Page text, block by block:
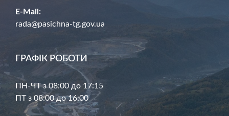
E-Mail:
rada@pasichna-tg.gov.ua
ГРАФІК РОБОТИ
ПН-ЧТ з 08:00 до 17:15
ПТ з 08:00 до 16:00